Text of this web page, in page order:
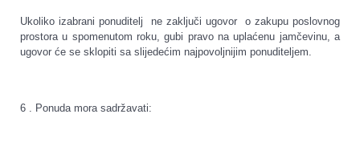
Ukoliko izabrani ponuditelj ne zaključi ugovor o zakupu poslovnog
prostora u spomenutom roku, gubi pravo na uplaćenu jamčevinu, a
ugovor će se sklopiti sa slijedećim najpovoljnijim ponuditeljem.
6 . Ponuda mora sadržavati: